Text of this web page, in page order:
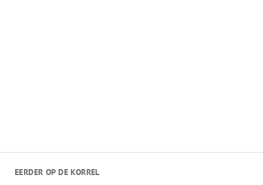
EERDER OP DE KORREL